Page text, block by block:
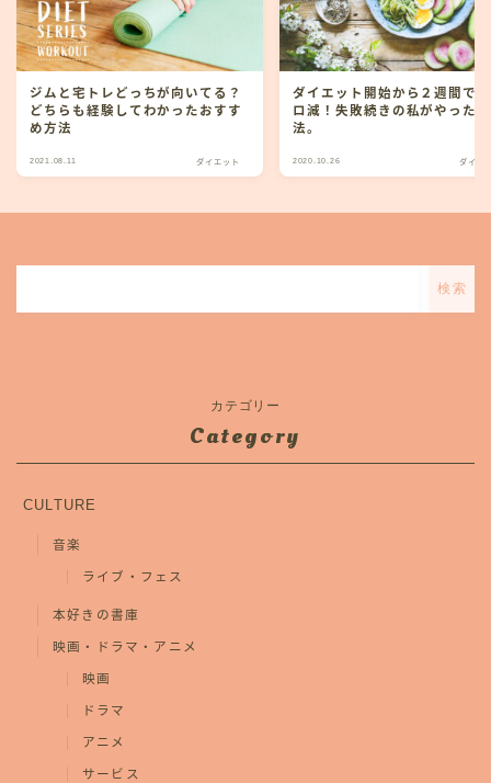
ジムと宅トレどっちが向いてる？
どちらも経験してわかったおすす
め方法
2021.08.11 ダイエット
ダイエット開始から２週間で
ロ減！失敗続きの私がやった方
法。
2020.10.26 ダイエ
検索
カテゴリー
Category
CULTURE
音楽
ライブ・フェス
本好きの書庫
映画・ドラマ・アニメ
映画
ドラマ
アニメ
サービス